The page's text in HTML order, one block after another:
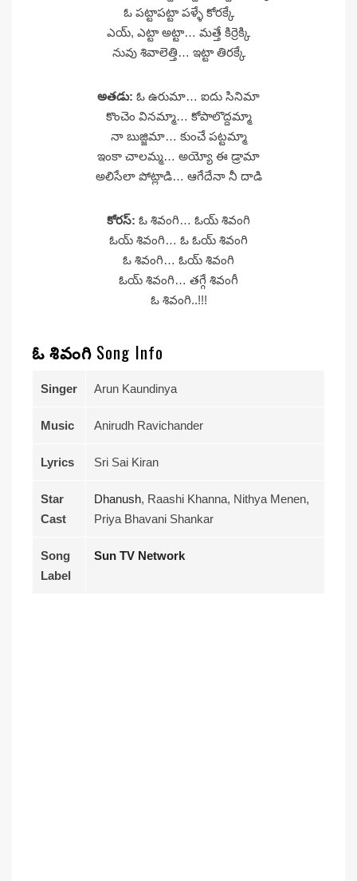
ఓ పట్టాపట్టా పళ్ళే కోరక్కే
ఎయ్, ఎట్టా అట్టా… మత్తే కిర్రెక్కి
నువు శివాలెత్తి… ఇట్టా తిరక్కే
అతడు: ఓ ఉరుమా… ఐదు సినిమా
కొంచెం వినమ్మా… కోపాలొద్దమ్మా
నా బుజ్జిమా… కుంచే పట్టమ్మా
ఇంకా చాలమ్మ… అయ్యో ఈ డ్రామా
అలిసేలా పోట్లాడి… ఆగేదేనా నీ దాడి
కోరస్: ఓ శివంగి… ఓయ్ శివంగి
ఓయ్ శివంగి… ఓ ఓయ్ శివంగి
ఓ శివంగి… ఓయ్ శివంగి
ఓయ్ శివంగి… తగ్గే శివంగీ
ఓ శివంగి..!!!
ఓ శివంగి Song Info
Singer Arun Kaundinya
Music Anirudh Ravichander
Lyrics Sri Sai Kiran
Star
Cast
Dhanush, Raashi Khanna, Nithya Menen,
Priya Bhavani Shankar
Song
Label
Sun TV Network